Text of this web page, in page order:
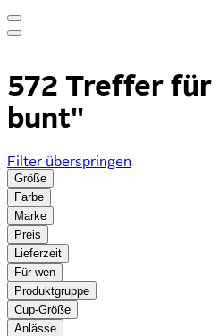
572 Treffer für
bunt"
Filter überspringen
Größe
Farbe
Marke
Preis
Lieferzeit
Für wen
Produktgruppe
Cup-Größe
Anlässe